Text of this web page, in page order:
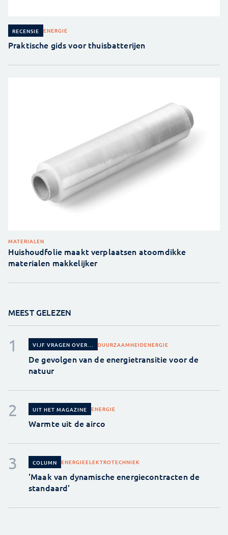
RECENSIE ENERGIE
Praktische gids voor thuisbatterijen
MATERIALEN
Huishoudfolie maakt verplaatsen atoomdikke
materialen makkelijker
MEEST GELEZEN
VIJF VRAGEN OVER... DUURZAAMHEIDENERGIE
De gevolgen van de energietransitie voor de
natuur
UIT HET MAGAZINE ENERGIE
Warmte uit de airco
COLUMN ENERGIEELEKTROTECHNIEK
'Maak van dynamische energiecontracten de
standaard'